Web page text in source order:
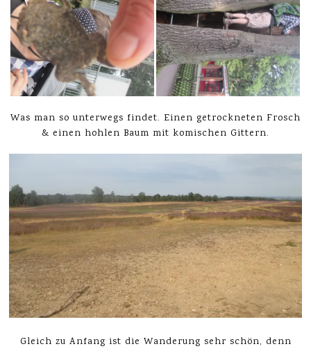
Was man so unterwegs findet. Einen getrockneten Frosch
& einen hohlen Baum mit komischen Gittern.
Gleich zu Anfang ist die Wanderung sehr schön, denn